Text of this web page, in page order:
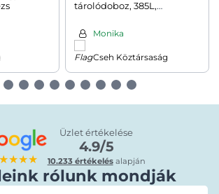
tárolódoboz, 385L,
Monika
Cseh Köztársaság
Üzlet értékelése
4.9/5
10.233 értékelésalapján
rólunk mondják